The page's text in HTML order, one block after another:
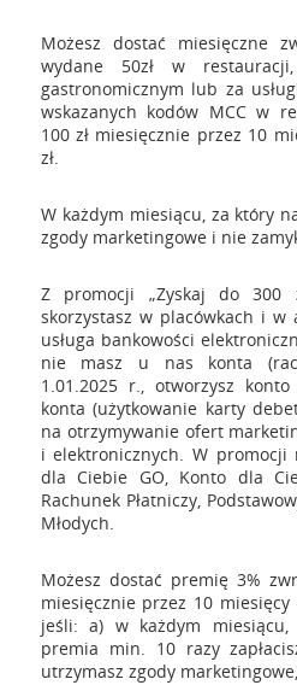
Możesz dostać miesięczne
wydane 50zł w
gastronomicznym lub za
wskazanych kodów MCC w
100 zł miesięcznie przez 10
zł.
W każdym miesiącu, za który
zgody marketingowe i nie
Z promocji „Zyskaj do 300
skorzystasz w placówkach i w
usługa bankowości
nie masz u nas konta
1.01.2025 r., otworzysz
konta (użytkowanie karty
na otrzymywanie ofert
i elektronicznych. W promocji
dla Ciebie GO, Konto dla
Rachunek Płatniczy,
Młodych.
Możesz dostać premię 3%
miesięcznie przez 10
jeśli: a) w każdym
premia min. 10 razy
utrzymasz zgody